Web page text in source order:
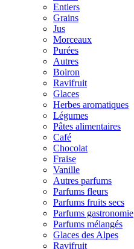
Entiers
Grains
Jus
Morceaux
Purées
Autres
Boiron
Ravifruit
Glaces
Herbes aromatiques
Légumes
Pâtes alimentaires
Café
Chocolat
Fraise
Vanille
Autres parfums
Parfums fleurs
Parfums fruits secs
Parfums gastronomie
Parfums mélangés
Glaces des Alpes
Ravifruit